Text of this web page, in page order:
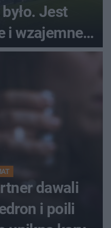
Jest
i wzajemne
Peak
dawali
i poili